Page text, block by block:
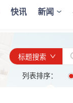
快讯 新闻
标题搜索
列表排序：